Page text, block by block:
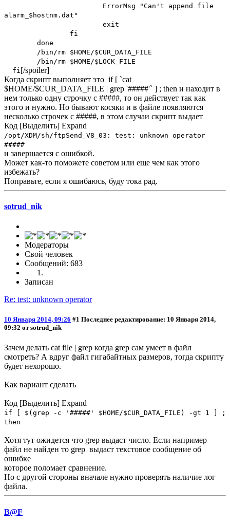
ErrorMsg "Can't append file
alarm_$hostnm.dat"
exit
fi
done
/bin/rm $HOME/$CUR_DATA_FILE
/bin/rm $HOME/$LOCK_FILE
fi [/spoiler]
Когда скрипт выполняет это if [ `cat
$HOME/$CUR_DATA_FILE | grep '#####'` ] ; then и находит в
нем только одну строчку с #####, то он действует так как
этого и нужно. Но бывают косяки и в файле появляются
несколько строчек с #####, в этом случаи скрипт выдает
Код [Выделить] Expand
/opt/XDM/sh/ftpSend_V8_03: test: unknown operator
#####
и завершается с ошибкой.
Может как-то поможете советом или еще чем как этого
избежать?
Поправьте, если я ошибаюсь, буду тока рад.
sotrud_nik
Модераторы
Свой человек
Сообщений: 683
Записан
Re: test: unknown operator
10 Января 2014, 09:26 #1 Последнее редактирование: 10 Января 2014,
09:32 от sotrud_nik
Зачем делать cat file | grep когда grep сам умеет в файл
смотреть? А вдруг файл гигабайтных размеров, тогда скрипту
будет нехорошо.
Как вариант сделать
Код [Выделить] Expand
if [ $(grep -c '#####' $HOME/$CUR_DATA_FILE) -gt 1 ] ;
then
Хотя тут ожидется что grep выдаст число. Если например
файл не найден то grep выдаст текстовое сообщение об
ошибке
которое поломает сравнение.
Но с другой стороны вначале нужно проверять наличие лог
файла.
B@F